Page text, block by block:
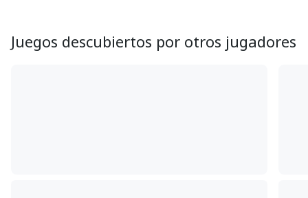
Juegos descubiertos por otros jugadores